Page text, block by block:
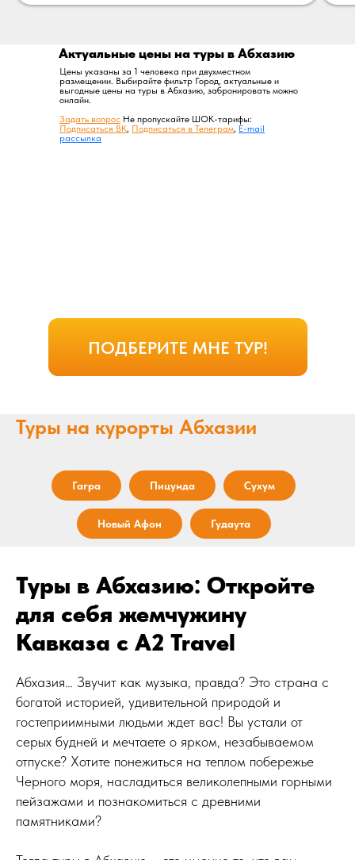
Актуальные цены на туры в Абхазию
Цены указаны за 1 человека при двухместном
размещении. Выбирайте фильтр Город, актуальные и
выгодные цены на туры в Абхазию, забронировать можно
онлайн.
Задать вопрос Не пропускайте ШОК-тарифы:
Подписаться ВК, Подписаться в Телеграм, E-mail
рассылка
ПОДБЕРИТЕ МНЕ ТУР!
Туры на курорты Абхазии
Гагра Пицунда Сухум
Новый Афон Гудаута
Туры в Абхазию: Откройте
для себя жемчужину
Кавказа с A2 Travel
Абхазия… Звучит как музыка, правда? Это страна с
богатой историей, удивительной природой и
гостеприимными людьми ждет вас! Вы устали от
серых будней и мечтаете о ярком, незабываемом
отпуске? Хотите понежиться на теплом побережье
Черного моря, насладиться великолепными горными
пейзажами и познакомиться с древними
памятниками?